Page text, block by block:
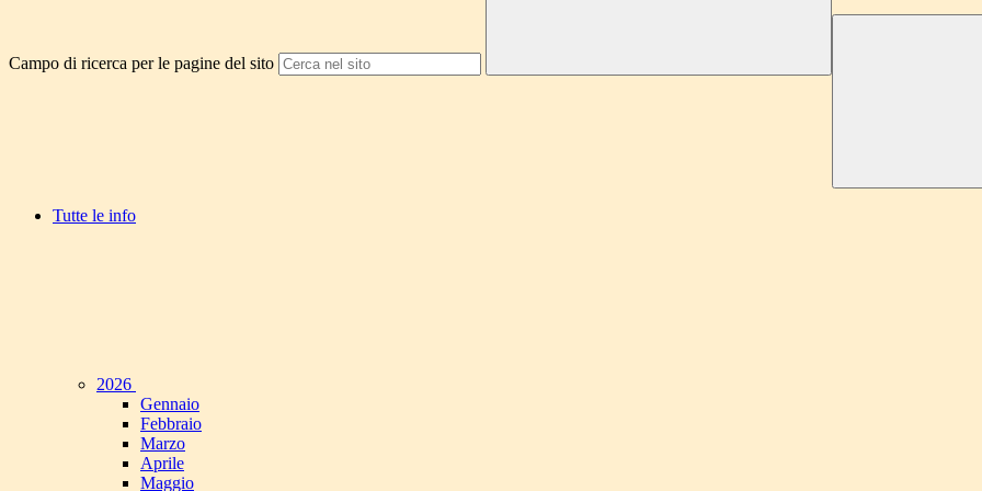
Campo di ricerca per le pagine del sito
Tutte le info
2026
Gennaio
Febbraio
Marzo
Aprile
Maggio